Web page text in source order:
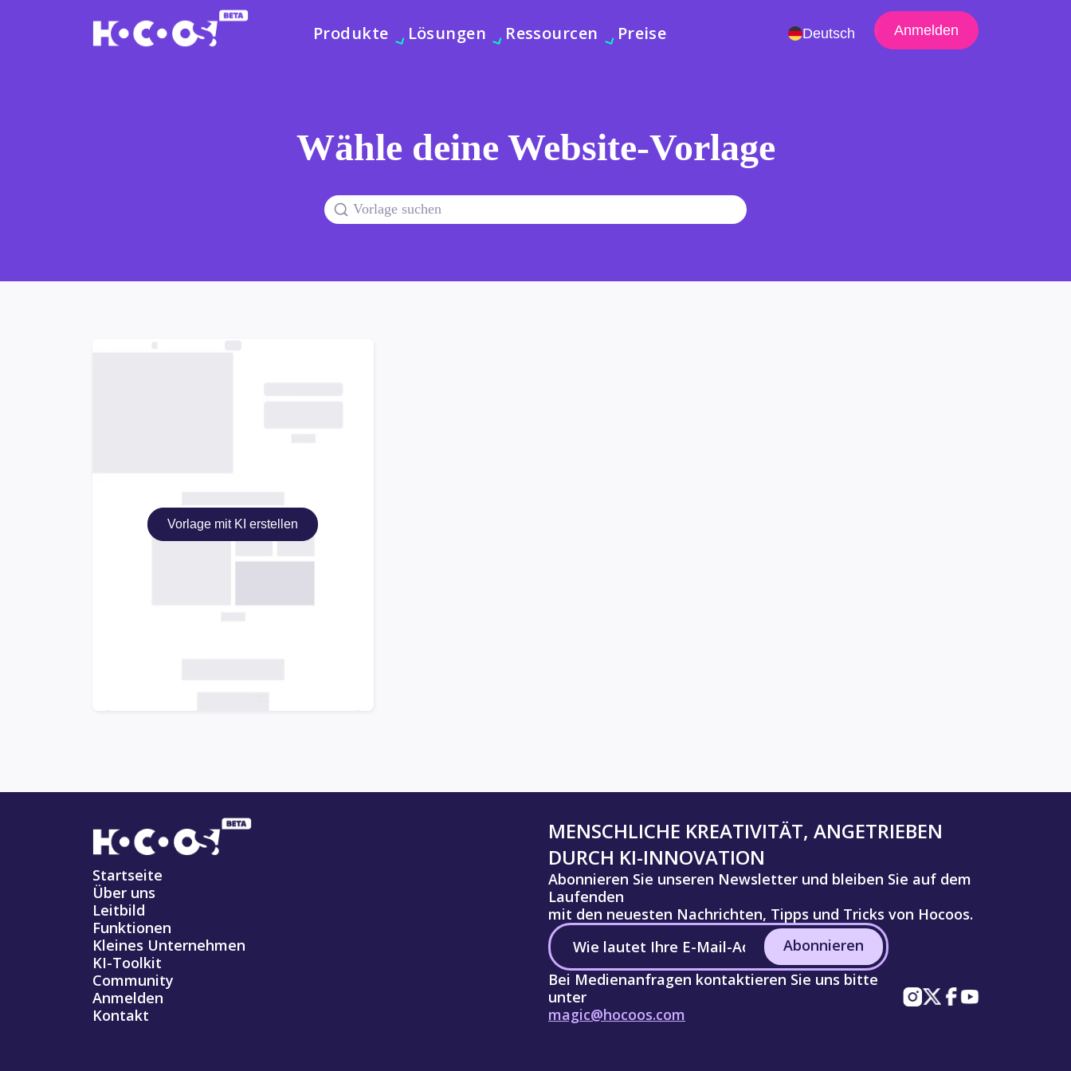
Produkte Lösungen Ressourcen Preise Deutsch Anmelden
Wähle deine Website-Vorlage
Vorlage mit KI erstellen
Startseite
Über uns
Leitbild
Funktionen
Kleines Unternehmen
KI-Toolkit
Community
Anmelden
Kontakt
MENSCHLICHE KREATIVITÄT, ANGETRIEBEN
DURCH KI-INNOVATION
Abonnieren Sie unseren Newsletter und bleiben Sie auf dem
Laufenden
mit den neuesten Nachrichten, Tipps und Tricks von Hocoos.
Abonnieren
Bei Medienanfragen kontaktieren Sie uns bitte
unter
magic@hocoos.com